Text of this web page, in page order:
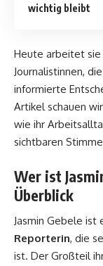
wichtig bleibt
Heute arbeitet sie
Journalistinnen,
informierte
Artikel schauen
wie ihr
sichtbaren
Wer ist
Überblick
Jasmin Gebele ist
Reporterin, die
ist. Der Großteil